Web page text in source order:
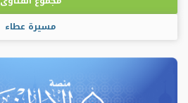
مسيرة عطاء